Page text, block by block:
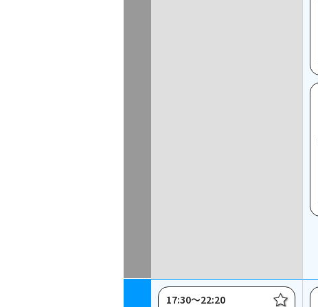
17:30〜22:20